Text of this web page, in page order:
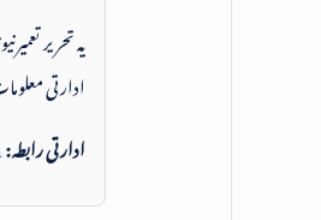
یہ تحریر
ادارتی
ادارتی رابطہ: